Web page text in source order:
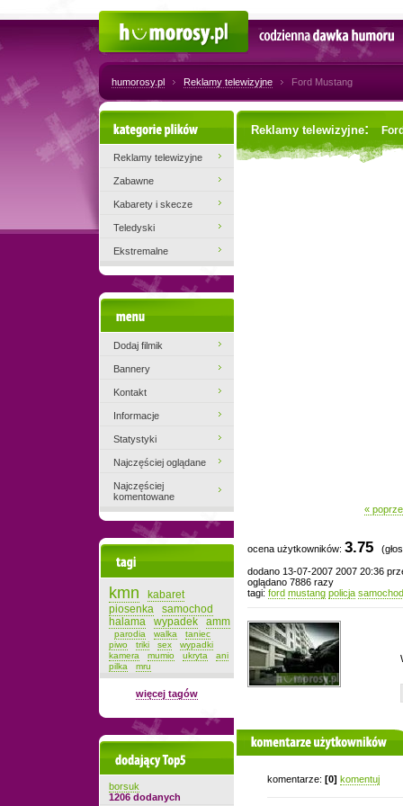
Codzienna dawka humoru
humorosy.pl Reklamy telewizyjne Ford Mustang
Reklamy telewizyjne:
«
ocena użytkowników: 3.75
dodano 13-07-2007 2007 20:36
oglądano 7886 razy
tagi: ford mustang policja samochod
komentarze użytkowników
komentarze: [0] komentuj
Kategorie plików
Reklamy telewizyjne
Zabawne
Kabarety i skecze
Teledyski
Ekstremalne
Dodaj filmik
Bannery
Kontakt
Informacje
Statystyki
Najczęściej oglądane
Najczęściej
komentowane
kmn
kabaret
piosenka
samochod
halama
wypadek amm
parodia walka
taniec
piwo
triki sex
wypadki
kamera
mumio ukryta
ani
pilka
mru
więcej tagów
Dodający top-5
borsuk
1206 dodanych